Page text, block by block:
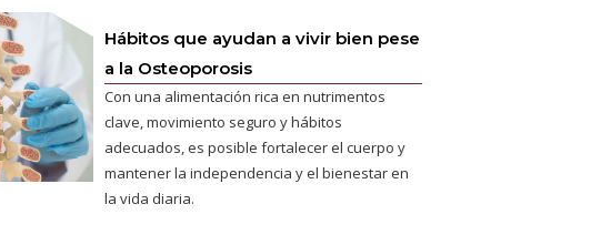
Hábitos que ayudan a vivir bien pese
a la Osteoporosis
Con una alimentación rica en nutrimentos
clave, movimiento seguro y hábitos
adecuados, es posible fortalecer el cuerpo y
mantener la independencia y el bienestar en
la vida diaria.